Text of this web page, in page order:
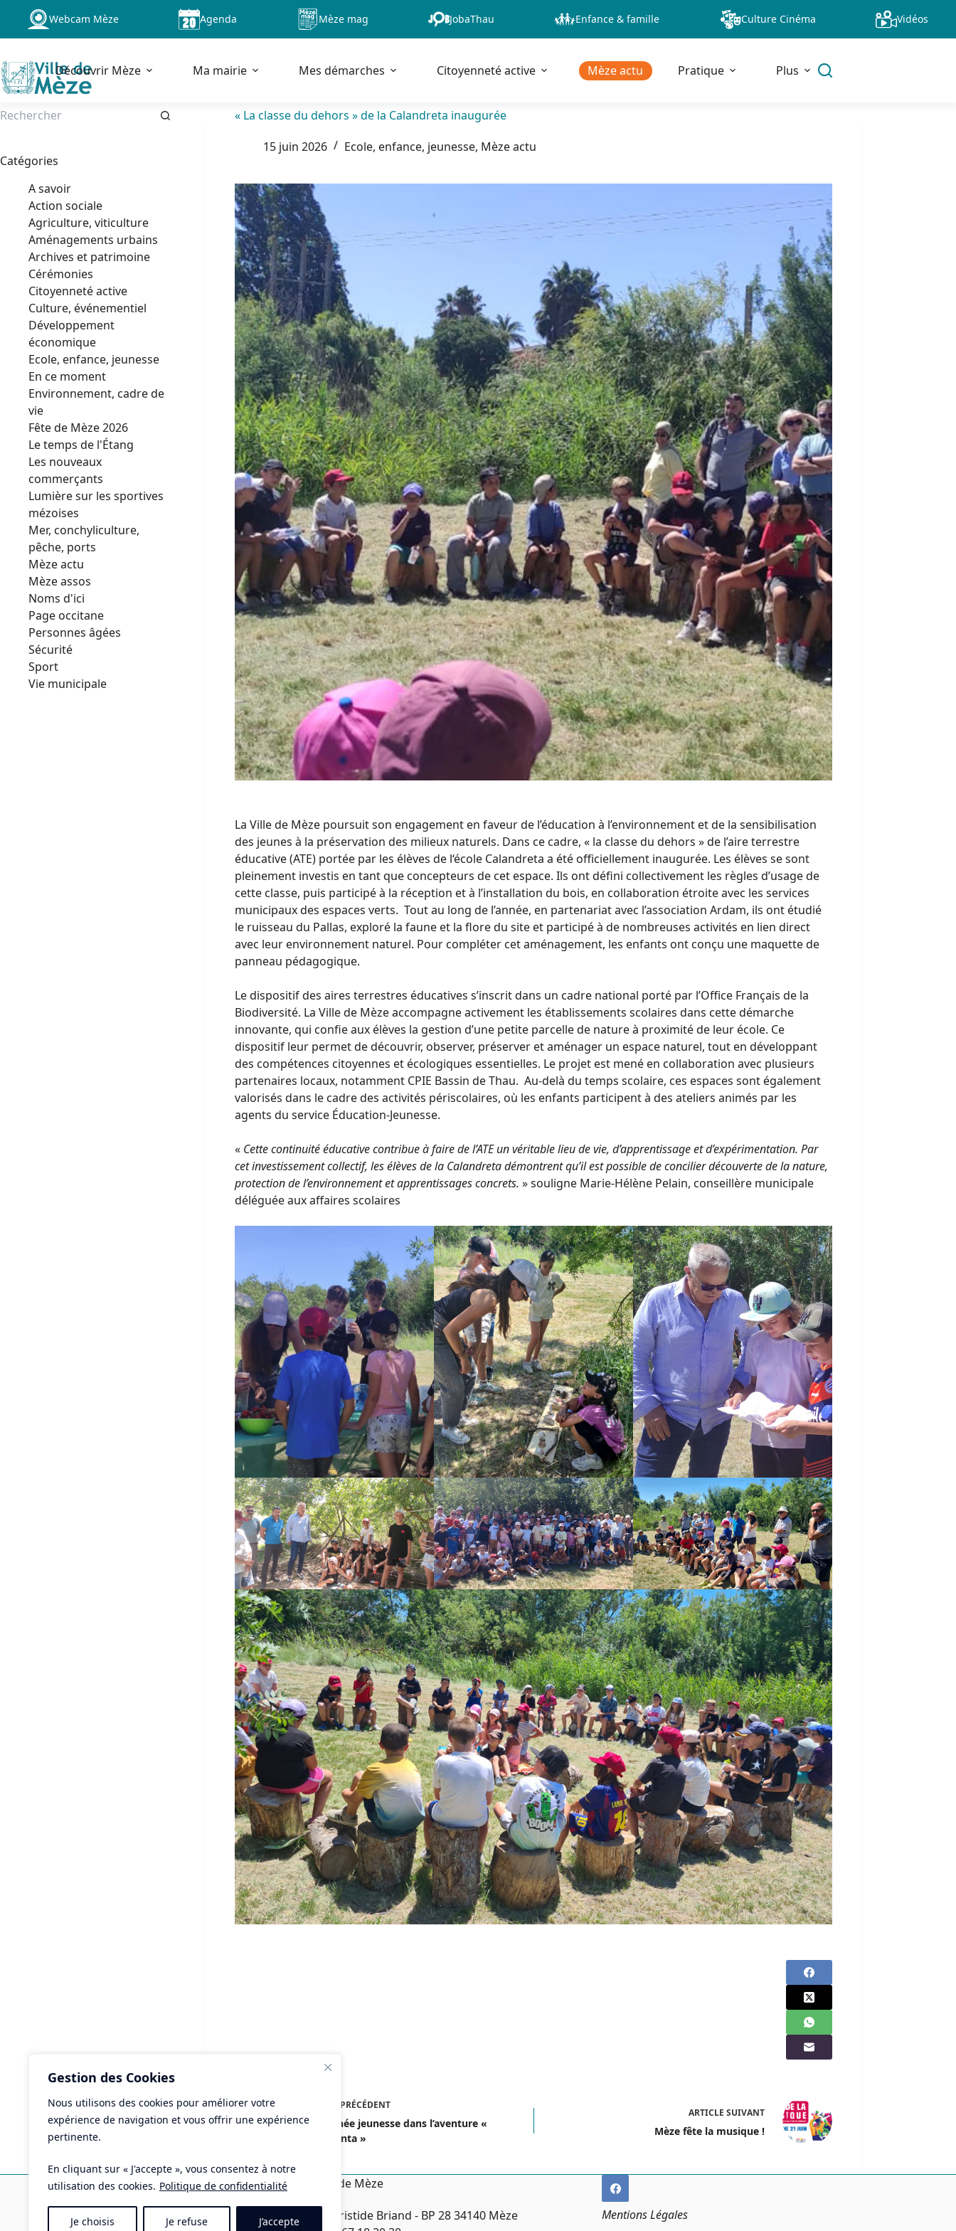
Gestion des Cookies
Nous utilisons des cookies pour améliorer votre
expérience de navigation et vous offrir une expérience
pertinente.
En cliquant sur « J'accepte », vous consentez à notre
utilisation des cookies. Politique de confidentialité
Je choisis Je refuse J’accepte
Passer
contenu
Webcam Mèze Agenda Mèze mag JobaThau Enfance & famille Culture Cinéma Vidéos
Découvrir Mèze Ma mairie Mes démarches Citoyenneté active Mèze actu Pratique Plus
« La classe du dehors » de la Calandreta inaugurée
15 juin 2026
Ecole, enfance, jeunesse, Mèze actu
La Ville de Mèze poursuit son engagement en faveur de l’éducation à l’environnement et de la sensibilisation
des jeunes à la préservation des milieux naturels. Dans ce cadre, « la classe du dehors » de l’aire terrestre
éducative (ATE) portée par les élèves de l‘école Calandreta a été officiellement inaugurée. Les élèves se sont
pleinement investis en tant que concepteurs de cet espace. Ils ont défini collectivement les règles d’usage de
cette classe, puis participé à la réception et à l’installation du bois, en collaboration étroite avec les services
municipaux des espaces verts. Tout au long de l’année, en partenariat avec l’association Ardam, ils ont étudié
le ruisseau du Pallas, exploré la faune et la flore du site et participé à de nombreuses activités en lien direct
avec leur environnement naturel. Pour compléter cet aménagement, les enfants ont conçu une maquette de
panneau pédagogique.
Le dispositif des aires terrestres éducatives s’inscrit dans un cadre national porté par l’Office Français de la
Biodiversité. La Ville de Mèze accompagne activement les établissements scolaires dans cette démarche
innovante, qui confie aux élèves la gestion d’une petite parcelle de nature à proximité de leur école. Ce
dispositif leur permet de découvrir, observer, préserver et aménager un espace naturel, tout en développant
des compétences citoyennes et écologiques essentielles. Le projet est mené en collaboration avec plusieurs
partenaires locaux, notamment CPIE Bassin de Thau. Au-delà du temps scolaire, ces espaces sont également
valorisés dans le cadre des activités périscolaires, où les enfants participent à des ateliers animés par les
agents du service Éducation-Jeunesse.
« Cette continuité éducative contribue à faire de l’ATE un véritable lieu de vie, d’apprentissage et d’expérimentation. Par
cet investissement collectif, les élèves de la Calandreta démontrent qu’il est possible de concilier découverte de la nature,
protection de l’environnement et apprentissages concrets. » souligne Marie-Hélène Pelain, conseillère municipale
déléguée aux affaires scolaires
PRÉCÉDENT
La Journée jeunesse dans l’aventure «
Thau Lanta »
ARTICLE SUIVANT
Mèze fête la musique !
Catégories
A savoir
Action sociale
Agriculture, viticulture
Aménagements urbains
Archives et patrimoine
Cérémonies
Citoyenneté active
Culture, événementiel
Développement
économique
Ecole, enfance, jeunesse
En ce moment
Environnement, cadre de
vie
Fête de Mèze 2026
Le temps de l'Étang
Les nouveaux
commerçants
Lumière sur les sportives
mézoises
Mer, conchyliculture,
pêche, ports
Mèze actu
Mèze assos
Noms d'ici
Page occitane
Personnes âgées
Sécurité
Sport
Vie municipale
Mairie de Mèze
Place Aristide Briand - BP 28 34140 Mèze
Mentions Légales